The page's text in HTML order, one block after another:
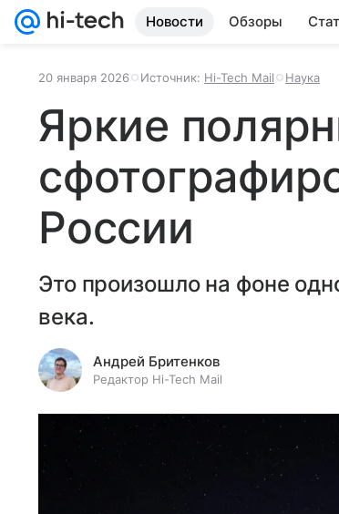
Новости Обзоры
20 января 2026 Источник: Hi-Tech Mail Наука
Яркие
России
Это произошло на фоне
века.
Андрей Бритенков
Редактор Hi-Tech Mail